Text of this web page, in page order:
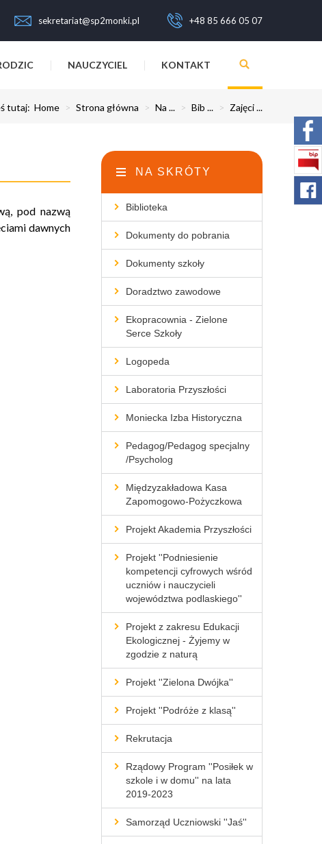
sekretariat@sp2monki.pl +48 85 666 05 07
NAUCZYCIEL KONTAKT
tutaj: Home > Strona główna > Na ... > Bib ... > Zajęci ...
pod nazwą
dawnych
NA SKRÓTY
Biblioteka
Dokumenty do pobrania
Dokumenty szkoły
Doradztwo zawodowe
Ekopracownia - Zielone
Serce Szkoły
Logopeda
Laboratoria Przyszłości
Moniecka Izba Historyczna
Pedagog/Pedagog specjalny
/Psycholog
Międzyzakładowa Kasa
Zapomogowo-Pożyczkowa
Projekt Akademia Przyszłości
Projekt ''Podniesienie
kompetencji cyfrowych wśród
uczniów i nauczycieli
województwa podlaskiego''
Projekt z zakresu Edukacji
Ekologicznej - Żyjemy w
zgodzie z naturą
Projekt ''Zielona Dwójka''
Projekt ''Podróże z klasą''
Rekrutacja
Rządowy Program ''Posiłek w
szkole i w domu'' na lata
2019-2023
Samorząd Uczniowski ''Jaś''